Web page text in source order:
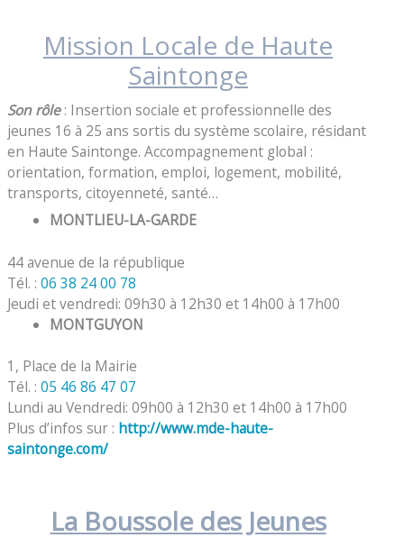
Mission Locale de Haute
Saintonge
Son rôle: Insertion sociale et professionnelle des
jeunes 16 à 25 ans sortis du système scolaire, résidant
en Haute Saintonge. Accompagnement global :
orientation, formation, emploi, logement, mobilité,
transports, citoyenneté, santé…
MONTLIEU-LA-GARDE
44 avenue de la république
Tél. :06 38 24 00 78
Jeudi et vendredi: 09h30 à 12h30 et 14h00 à 17h00
MONTGUYON
1, Place de la Mairie
Tél. :05 46 86 47 07
Lundi au Vendredi: 09h00 à 12h30 et 14h00 à 17h00
Plus d’infos sur : http://www.mde-haute-
saintonge.com/
La Boussole des Jeunes